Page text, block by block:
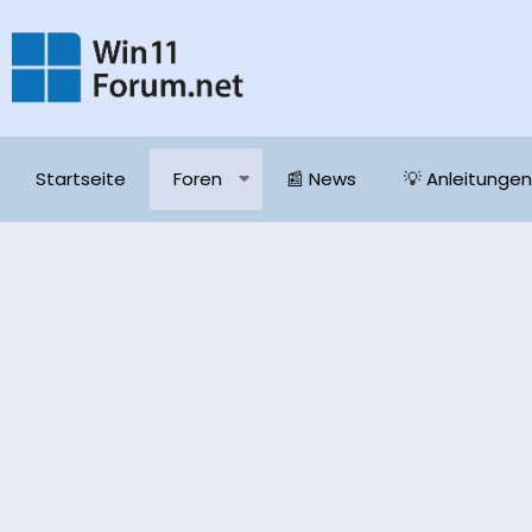
Startseite Foren 📰 News 💡 Anleitungen